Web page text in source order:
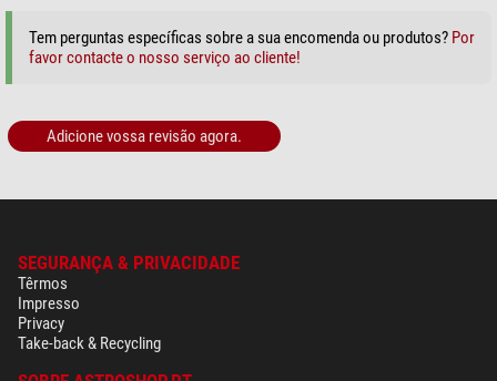
Industria
Metalurgia
sim
Mineralogia
sim
Universidade
sim
Diversos
número do produto do forncedor
Tem perguntas específicas sobre a sua encomenda ou produtos? Por
favor contacte o nosso serviço ao cliente!
Adicione vossa revisão agora.
SEGURANÇA & PRIVACIDADE
Têrmos
Impresso
Privacy
Take-back & Recycling